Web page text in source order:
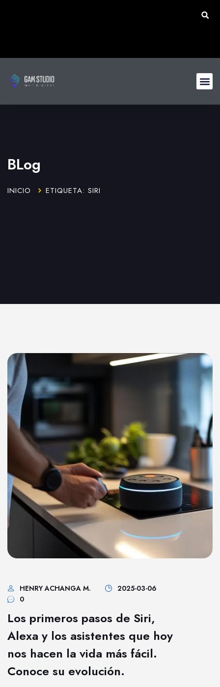
BLog
INICIO ETIQUETA: SIRI
HENRY ACHANGA M.
2025-03-06
0
Los primeros pasos de Siri,
Alexa y los asistentes que hoy
nos hacen la vida más fácil.
Conoce su evolución.